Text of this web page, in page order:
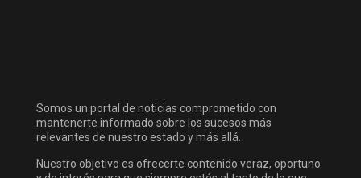
Somos un portal de noticias comprometido con
mantenerte informado sobre los sucesos más
relevantes de nuestro estado y más allá.
Nuestro objetivo es ofrecerte contenido veraz, oportuno